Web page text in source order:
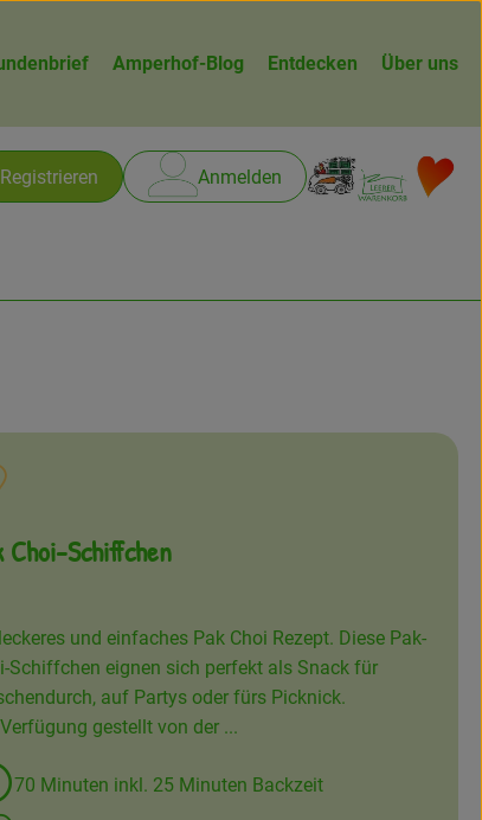
Amperhof-Blog Entdecken Über uns
Registrieren Anmelden
Choi-Schiffchen
und einfaches Pak Choi Rezept. Diese Pak-
Schiffchen eignen sich perfekt als Snack für
auf Partys oder fürs Picknick.
gestellt von der ...
70 Minuten inkl. 25 Minuten Backzeit